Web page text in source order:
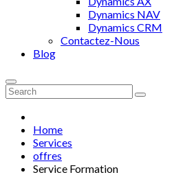
Dynamics NAV
Dynamics CRM
Contactez-Nous
Blog
Home
Services
offres
Service Formation